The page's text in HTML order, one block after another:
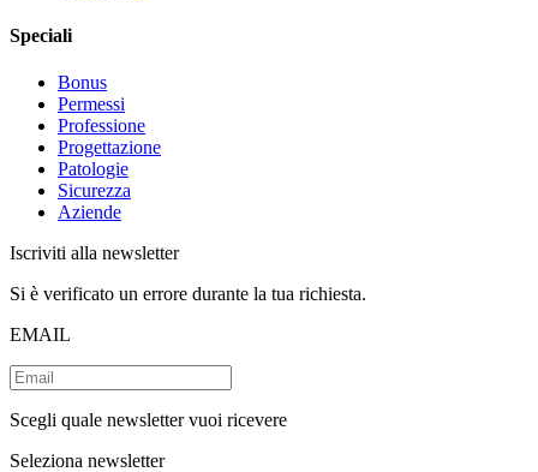
Speciali
Bonus
Permessi
Professione
Progettazione
Patologie
Sicurezza
Aziende
Iscriviti alla newsletter
Si è verificato un errore durante la tua richiesta.
EMAIL
Scegli quale newsletter vuoi ricevere
Seleziona newsletter